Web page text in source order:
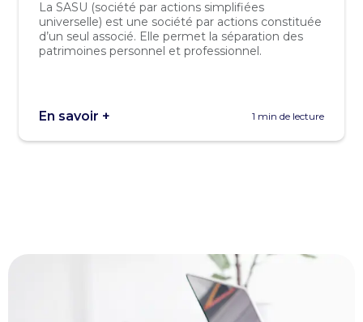
La SASU (société par actions simplifiées
universelle) est une société par actions constituée
d’un seul associé. Elle permet la séparation des
patrimoines personnel et professionnel.
En savoir + 1 min de lecture